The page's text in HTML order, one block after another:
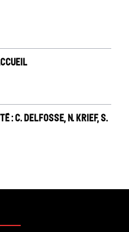
C. Delfosse, N. Krief, S.